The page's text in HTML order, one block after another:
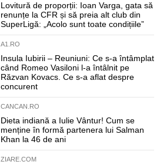
Lovitură de proporții: Ioan Varga, gata să
renunțe la CFR și să preia alt club din
SuperLigă: „Acolo sunt toate condițiile”
A1.RO
Insula Iubirii – Reuniuni: Ce s-a întâmplat
când Romeo Vasiloni l-a întâlnit pe
Răzvan Kovacs. Ce s-a aflat despre
concurent
CANCAN.RO
Dieta indiană a Iulie Vântur! Cum se
menține în formă partenera lui Salman
Khan la 46 de ani
ZIARE.COM